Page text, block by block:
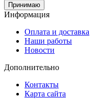
Принимаю
Информация
Оплата и доставка
Наши работы
Новости
Дополнительно
Контакты
Карта сайта